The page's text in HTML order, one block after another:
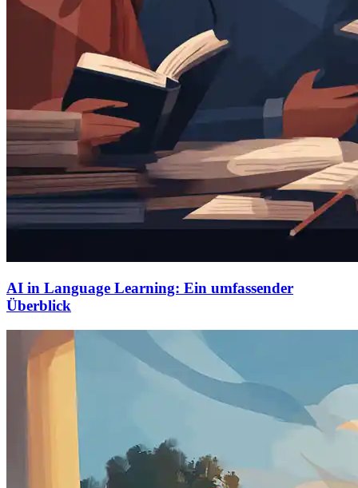
AI in Language Learning: Ein umfassender
Überblick